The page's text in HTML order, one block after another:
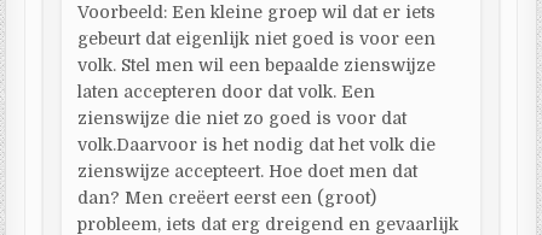
Voorbeeld: Een kleine groep wil dat er iets
gebeurt dat eigenlijk niet goed is voor een
volk. Stel men wil een bepaalde zienswijze
laten accepteren door dat volk. Een
zienswijze die niet zo goed is voor dat
volk.Daarvoor is het nodig dat het volk die
zienswijze accepteert. Hoe doet men dat
dan? Men creëert eerst een (groot)
probleem, iets dat erg dreigend en gevaarlijk